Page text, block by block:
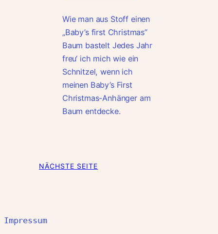
Wie man aus Stoff einen
„Baby’s first Christmas”
Baum bastelt Jedes Jahr
freu‘ ich mich wie ein
Schnitzel, wenn ich
meinen Baby’s First
Christmas-Anhänger am
Baum entdecke.
NÄCHSTE SEITE
Impressum